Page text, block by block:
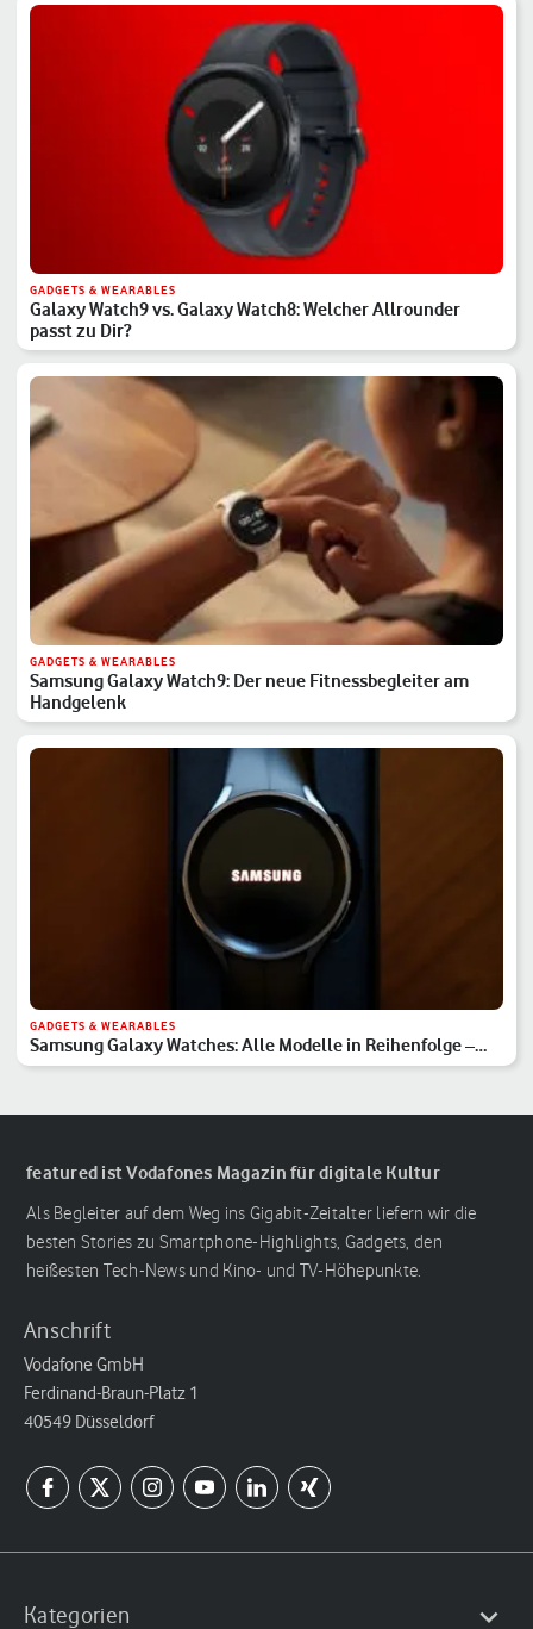
GADGETS & WEARABLES
Galaxy Watch9 vs. Galaxy Watch8: Welcher Allrounder
passt zu Dir?
GADGETS & WEARABLES
Samsung Galaxy Watch9: Der neue Fitnessbegleiter am
Handgelenk
GADGETS & WEARABLES
Samsung Galaxy Watches: Alle Modelle in Reihenfolge –
Hauptserie, Classic & Ultra
featured ist Vodafones Magazin für digitale Kultur
Als Begleiter auf dem Weg ins Gigabit-Zeitalter liefern wir die
besten Stories zu Smartphone-Highlights, Gadgets, den
heißesten Tech-News und Kino- und TV-Höhepunkte.
Anschrift
Vodafone GmbH
Ferdinand-Braun-Platz 1
40549 Düsseldorf
Kategorien